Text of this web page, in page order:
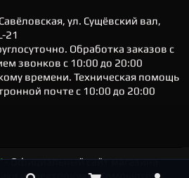
ул. Сущёвский вал,
21
Обработка заказов с
звонков с 10:00 до 20:00
времени. Техническая помощь
почте с 10:00 до 20:00
- Официальный сайт магазина
и электроники. Компьютеры